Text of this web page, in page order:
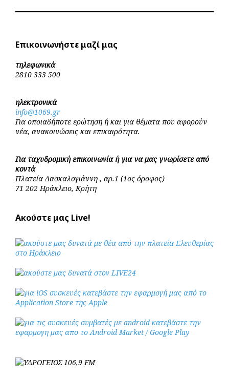
Επικοινωνήστε μαζί μας
τηλεφωνικά
2810 333 500
ηλεκτρονικά
info@1069.gr
Για οποιαδήποτε ερώτηση ή και για θέματα που αφορούν
νέα, ανακοινώσεις και επικαιρότητα.
Για ταχυδρομική επικοινωνία ή για να μας γνωρίσετε από
κοντά
Πλατεία Δασκαλογιάννη , αρ.1 (1ος όροφος)
71 202 Ηράκλειο, Κρήτη
Ακούστε μας Live!